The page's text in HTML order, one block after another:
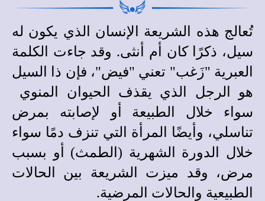
تُعالج هذه الشريعة الإنسان الذي يكون له
سيل، ذكرًا كان أم أنثى. وقد جاءت الكلمة
العبرية "زَغب" تعني "فيض"، فإن ذا السيل
هو الرجل الذي يقذف الحيوان المنوي
سواء خلال الطبيعة أو لإصابته بمرض
تناسلي، وأيضًا المرأة التي تنزف دمًا سواء
خلال الدورة الشهرية (الطمث) أو بسبب
مرض، وقد ميزت الشريعة بين الحالات
الطبيعية والحالات المرضية.